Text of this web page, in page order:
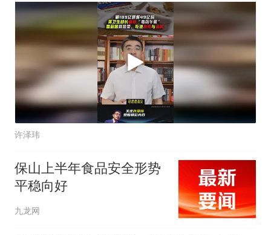
许泽玮
保山上半年食品安全形势
平稳向好
九龙网